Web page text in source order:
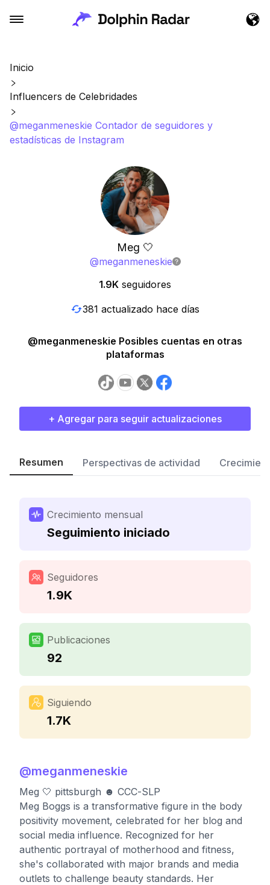
Inicio
Influencers de Celebridades
@meganmeneskie Contador de seguidores y
estadísticas de Instagram
Meg 🤍
@meganmeneskie
1.9K seguidores
381 actualizado hace días
@meganmeneskie Posibles cuentas en otras
plataformas
+ Agregar para seguir actualizaciones
Resumen Perspectivas de actividad
Crecimiento mensual
Seguimiento iniciado
Seguidores
1.9K
Publicaciones
92
Siguiendo
1.7K
@meganmeneskie
Meg 🤍 pittsburgh ☻ CCC-SLP
Meg Boggs is a transformative figure in the body
positivity movement, celebrated for her blog and
social media influence. Recognized for her
authentic portrayal of motherhood and fitness,
she's collaborated with major brands and media
outlets to challenge beauty standards. Her